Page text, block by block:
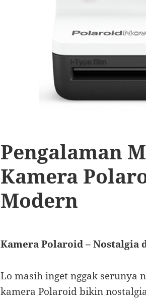
Pengalaman
Kamera
Modern
Kamera Polaroid – Nostalgia
Lo masih inget nggak serunya
kamera Polaroid bikin